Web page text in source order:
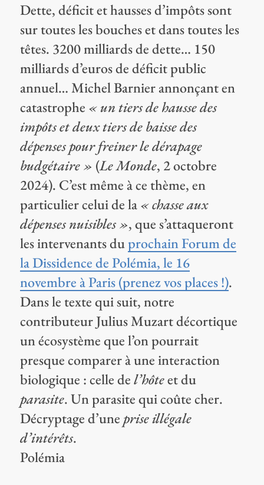
Dette, déficit et hausses d’impôts sont
sur toutes les bouches et dans toutes les
têtes. 3200 milliards de dette… 150
milliards d’euros de déficit public
annuel… Michel Barnier annonçant en
catastrophe « un tiers de hausse des
impôts et deux tiers de baisse des
dépenses pour freiner le dérapage
budgétaire » (Le Monde, 2 octobre
2024). C’est même à ce thème, en
particulier celui de la« chasse aux
dépenses nuisibles », que s’attaqueront
les intervenants duprochain Forum de
la Dissidence de Polémia, le 16
novembre à Paris (prenez vos places !).
Dans le texte qui suit, notre
contributeur Julius Muzart décortique
un écosystème que l’on pourrait
presque comparer à une interaction
biologique : celle del’hôteet du
parasite. Un parasite qui coûte cher.
Décryptage d’uneprise illégale
d’intérêts.
Polémia